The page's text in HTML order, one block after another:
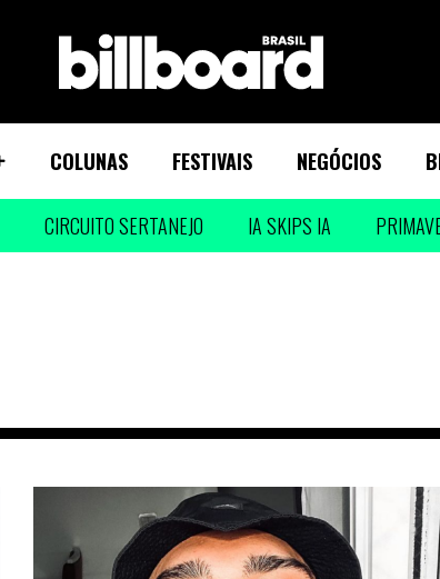
COLUNAS FESTIVAIS NEGÓCIOS
CIRCUITO SERTANEJO IA SKIPS IA